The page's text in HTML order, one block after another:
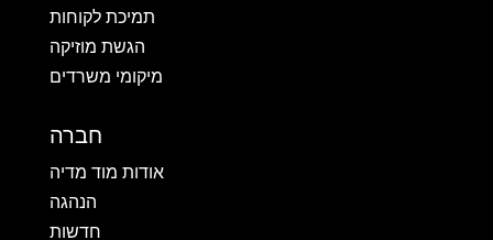
תמיכת לקוחות
הגשת מוזיקה
מיקומי משרדים
חברה
אודות מוד מדיה
הנהגה
חדשות